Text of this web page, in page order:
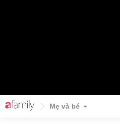
Mẹ và bé